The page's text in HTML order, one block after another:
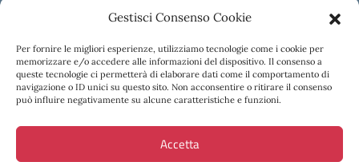
Gestisci Consenso Cookie
Per fornire le migliori esperienze, utilizziamo tecnologie come i cookie per
memorizzare e/o accedere alle informazioni del dispositivo. Il consenso a
queste tecnologie ci permetterà di elaborare dati come il comportamento di
navigazione o ID unici su questo sito. Non acconsentire o ritirare il consenso
può influire negativamente su alcune caratteristiche e funzioni.
Accetta
Amm. Trasparente fino al 08/01/2024Albo on line
Spazio repositoryAccessibilitàNote LegaliPrivacy Policy
Cookie Policy
Copyright 2023 - I.C Tina Merlin - Belluno